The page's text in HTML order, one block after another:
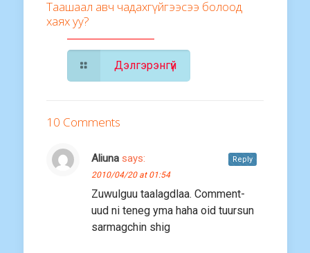
Таашаал авч чадахгүйгээсээ болоод
хаях уу?
Дэлгэрэнгүй
10 Comments
Aliuna says:
2010/04/20 at 01:54
Zuwulguu taalagdlaa. Comment-
uud ni teneg yma haha oid tuursun
sarmagchin shig
Reply